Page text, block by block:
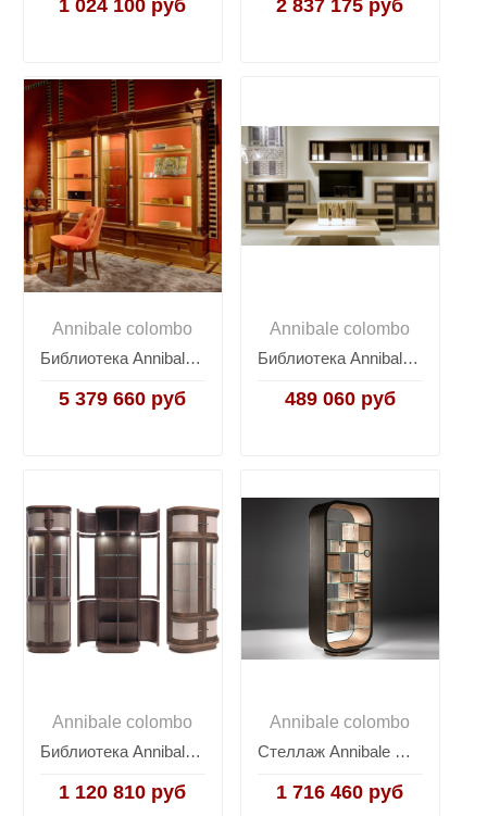
1 024 100 руб 2 837 175 руб
Annibale colombo
Библиотека Annibale Colombo Time L1568
5 379 660 руб
Annibale colombo
Библиотека Annibale Colombo Today W1393/P
489 060 руб
Annibale colombo
Библиотека Annibale Colombo Today W1393/R
1 120 810 руб
Annibale colombo
Стеллаж Annibale Colombo Today D1628 Mettitutto One Way
1 716 460 руб